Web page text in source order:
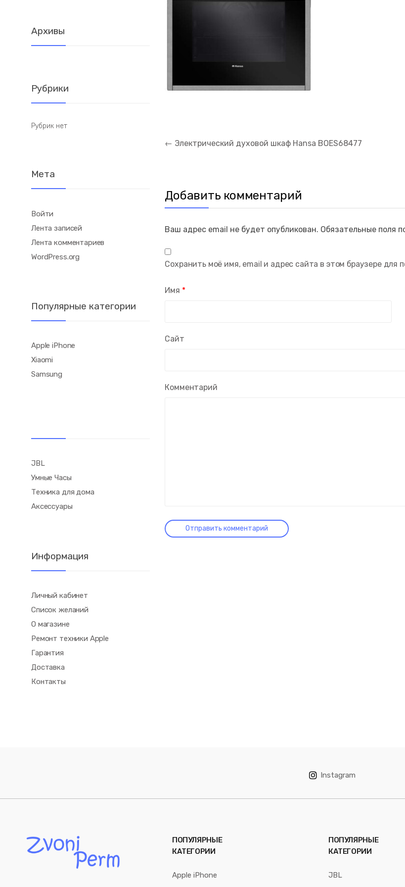
Навигация
← Электрический духовой шкаф Hansa BOES68477
Добавить комментарий
Ваш адрес email не будет опубликован. Обязательные поля
Комментарий
Имя *
Сайт
Сохранить моё имя, email и адрес сайта в этом браузере
Архивы
Рубрики
Рубрик нет
Мета
Войти
Лента записей
Лента комментариев
WordPress.org
Популярные категории
Apple iPhone
Xiaomi
Samsung
JBL
Умные Часы
Техника для дома
Аксессуары
Информация
Личный кабинет
Список желаний
О магазине
Ремонт техники Apple
Гарантия
Доставка
Контакты
Instagram
ПОПУЛЯРНЫЕ
КАТЕГОРИИ
Apple iPhone
ПОПУЛЯРНЫЕ
КАТЕГОРИИ
JBL